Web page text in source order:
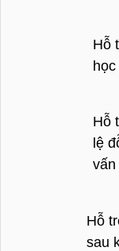
Hỗ
Hỗ
lệ
vấn
Hỗ
sau